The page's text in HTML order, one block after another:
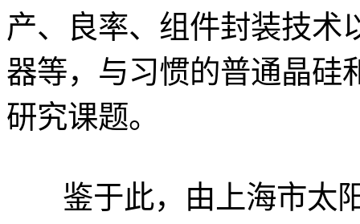
产、良率、组件封装技术
器等，与习惯的普通晶硅
研究课题。
鉴于此，由上海市太